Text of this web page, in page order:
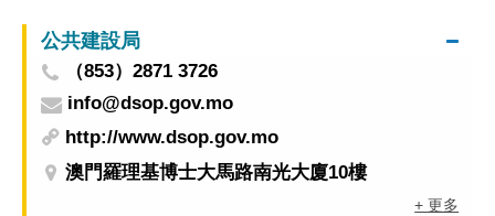
公共建設局
（853）2871 3726
info@dsop.gov.mo
http://www.dsop.gov.mo
澳門羅理基博士大馬路南光大廈10樓
+ 更多